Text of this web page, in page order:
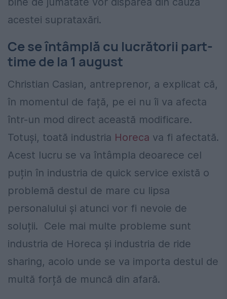
acestei suprataxări.
Ce se întâmplă cu lucrătorii part-
time de la 1 august
Christian Casian, antreprenor, a explicat că,
în momentul de față, pe ei nu îi va afecta
într-un mod direct această modificare.
Totuși, toată industria Horeca va fi afectată.
Acest lucru se va întâmpla deoarece cel
puțin în industria de quick service există o
problemă destul de mare cu lipsa
personalului și atunci vor fi nevoie de
soluții. Cele mai multe probleme sunt
industria de Horeca și industria de ride
sharing, acolo unde se va importa destul de
multă forță de muncă din afară.